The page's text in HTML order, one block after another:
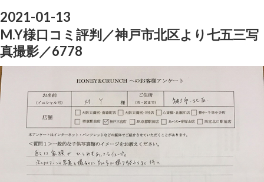
2021-01-13
M.Y様口コミ評判／神戸市北区より七五三写
真撮影／6778